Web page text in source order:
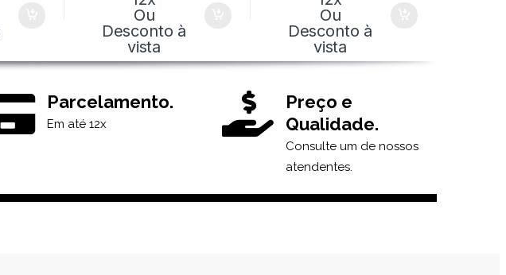
Ou
Desconto à
vista
Ou
Desconto à
vista
Parcelamento.
Em até 12x
Preço e
Qualidade.
Consulte um de nossos
atendentes.